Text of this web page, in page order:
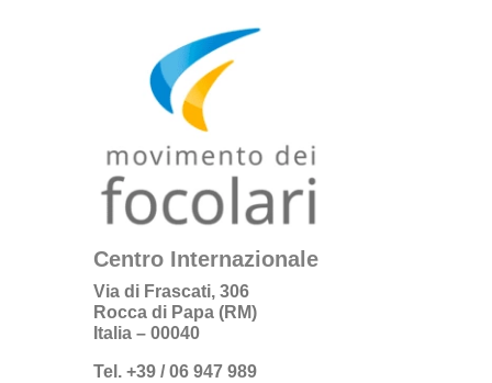
Centro Internazionale
Via di Frascati, 306
Rocca di Papa (RM)
Italia – 00040
Tel. +39 / 06 947 989